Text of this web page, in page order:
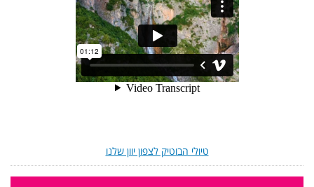
טיולי הבוטיק לצפון יוון שלנו